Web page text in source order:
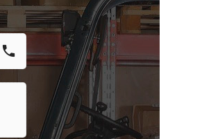
call